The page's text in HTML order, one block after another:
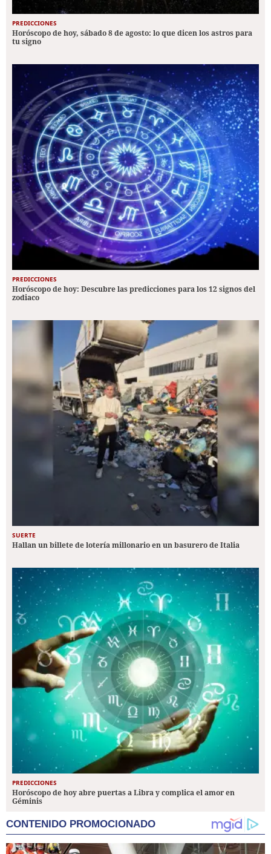
PREDICCIONES
Horóscopo de hoy, sábado 8 de agosto: lo que dicen los astros para
tu signo
PREDICCIONES
Horóscopo de hoy: Descubre las predicciones para los 12 signos del
zodiaco
SUERTE
Hallan un billete de lotería millonario en un basurero de Italia
PREDICCIONES
Horóscopo de hoy abre puertas a Libra y complica el amor en
Géminis
CONTENIDO PROMOCIONADO